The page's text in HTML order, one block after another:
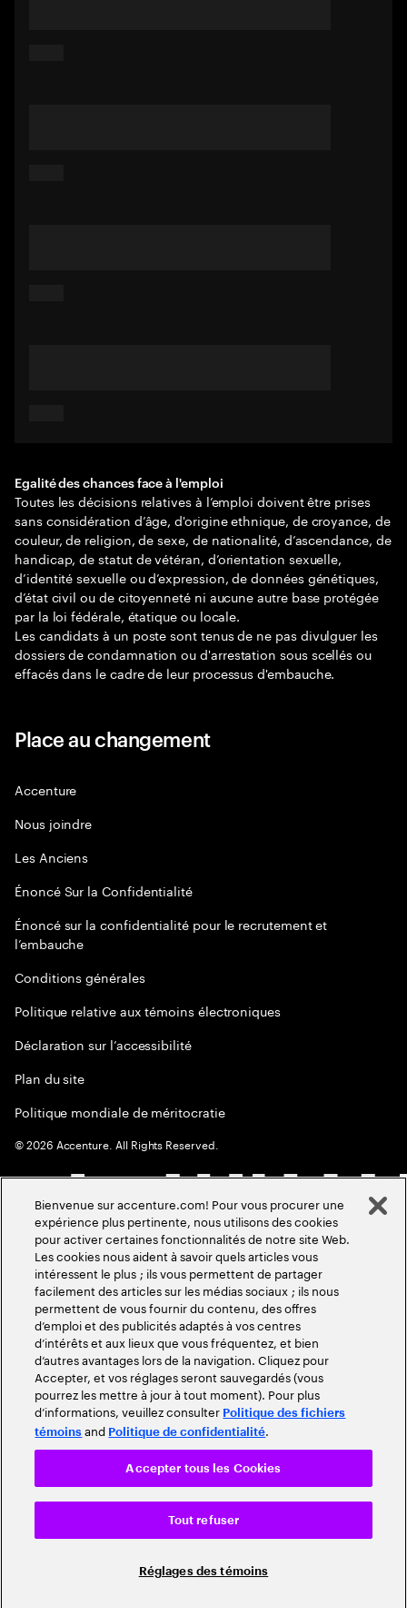
Egalité des chances face à l'emploi
Toutes les décisions relatives à l’emploi doivent être prises
sans considération d’âge, d'origine ethnique, de croyance, de
couleur, de religion, de sexe, de nationalité, d’ascendance, de
handicap, de statut de vétéran, d’orientation sexuelle,
d’identité sexuelle ou d’expression, de données génétiques,
d’état civil ou de citoyenneté ni aucune autre base protégée
par la loi fédérale, étatique ou locale.
Les candidats à un poste sont tenus de ne pas divulguer les
dossiers de condamnation ou d'arrestation sous scellés ou
effacés dans le cadre de leur processus d'embauche.
Place au changement
Accenture
Nous joindre
Les Anciens
Énoncé Sur la Confidentialité
Énoncé sur la confidentialité pour le recrutement et
l’embauche
Conditions générales
Politique relative aux témoins électroniques
Déclaration sur l’accessibilité
Plan du site
Politique mondiale de méritocratie
©2026 Accenture. All Rights Reserved.
Bienvenue sur accenture.com! Pour vous procurer une
expérience plus pertinente, nous utilisons des cookies
pour activer certaines fonctionnalités de notre site Web.
Les cookies nous aident à savoir quels articles vous
intéressent le plus ; ils vous permettent de partager
facilement des articles sur les médias sociaux ; ils nous
permettent de vous fournir du contenu, des offres
d’emploi et des publicités adaptés à vos centres
d’intérêts et aux lieux que vous fréquentez, et bien
d’autres avantages lors de la navigation. Cliquez pour
Accepter, et vos réglages seront sauvegardés (vous
pourrez les mettre à jour à tout moment). Pour plus
d’informations, veuillez consulter Politique des fichiers
témoins and Politique de confidentialité.
Réglages des témoins
Tout refuser
Accepter tous les Cookies